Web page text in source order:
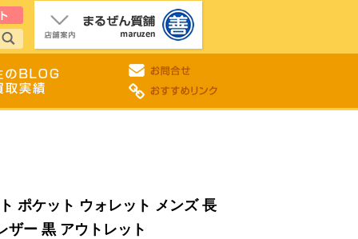
ポケット ウォレット メンズ 長
ザー 黒 アウトレット